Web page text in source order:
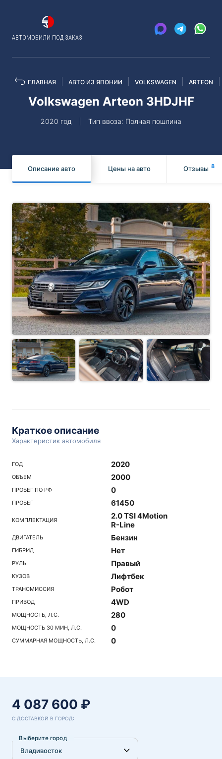
АВТОМОБИЛИ ПОД ЗАКАЗ
ГЛАВНАЯ АВТО ИЗ ЯПОНИИ VOLKSWAGEN ARTEON
Volkswagen Arteon 3HDJHF
2020 год Тип ввоза: Полная пошлина
Описание авто Цены на авто Отзывы 8
Краткое описание
Характеристик автомобиля
ГОД 2020
ОБЪЕМ 2000
ПРОБЕГ ПО РФ 0
ПРОБЕГ 61450
КОМПЛЕКТАЦИЯ
2.0 TSI 4Motion
R-Line
ДВИГАТЕЛЬ Бензин
ГИБРИД Нет
РУЛЬ Правый
КУЗОВ Лифтбек
ТРАНСМИССИЯ Робот
ПРИВОД 4WD
МОЩНОСТЬ, Л.С. 280
МОЩНОСТЬ 30 МИН, Л.С. 0
СУММАРНАЯ МОЩНОСТЬ, Л.С. 0
4 087 600 ₽
С ДОСТАВКОЙ В ГОРОД:
Выберите город